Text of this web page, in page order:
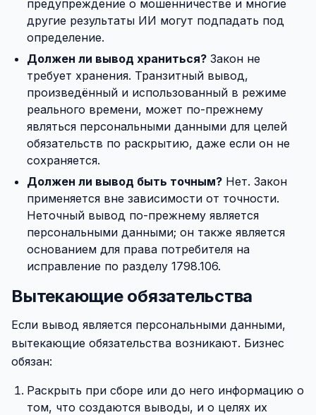
предупреждение о мошенничестве и многие
другие результаты ИИ могут подпадать под
определение.
Должен ли вывод храниться? Закон не
требует хранения. Транзитный вывод,
произведённый и использованный в режиме
реального времени, может по-прежнему
являться персональными данными для целей
обязательств по раскрытию, даже если он не
сохраняется.
Должен ли вывод быть точным? Нет. Закон
применяется вне зависимости от точности.
Неточный вывод по-прежнему является
персональными данными; он также является
основанием для права потребителя на
исправление по разделу 1798.106.
Вытекающие обязательства
Если вывод является персональными данными,
вытекающие обязательства возникают. Бизнес
обязан:
Раскрыть при сборе или до него информацию о
том, что создаются выводы, и о целях их